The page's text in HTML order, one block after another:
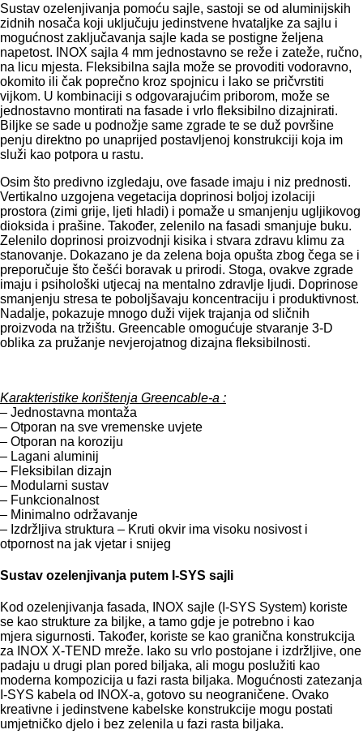
Sustav ozelenjivanja pomoću sajle, sastoji se od aluminijskih
zidnih nosača koji uključuju jedinstvene hvataljke za sajlu i
mogućnost zaključavanja sajle kada se postigne željena
napetost. INOX sajla 4 mm jednostavno se reže i zateže, ručno,
na licu mjesta. Fleksibilna sajla može se provoditi vodoravno,
okomito ili čak poprečno kroz spojnicu i lako se pričvrstiti
vijkom. U kombinaciji s odgovarajućim priborom, može se
jednostavno montirati na fasade i vrlo fleksibilno dizajnirati.
Biljke se sade u podnožje same zgrade te se duž površine
penju direktno po unaprijed postavljenoj konstrukciji koja im
služi kao potpora u rastu.
Osim što predivno izgledaju, ove fasade imaju i niz prednosti.
Vertikalno uzgojena vegetacija doprinosi boljoj izolaciji
prostora (zimi grije, ljeti hladi) i pomaže u smanjenju ugljikovog
dioksida i prašine. Također, zelenilo na fasadi smanjuje buku.
Zelenilo doprinosi proizvodnji kisika i stvara zdravu klimu za
stanovanje. Dokazano je da zelena boja opušta zbog čega se i
preporučuje što češći boravak u prirodi. Stoga, ovakve zgrade
imaju i psihološki utjecaj na mentalno zdravlje ljudi. Doprinose
smanjenju stresa te poboljšavaju koncentraciju i produktivnost.
Nadalje, pokazuje mnogo duži vijek trajanja od sličnih
proizvoda na tržištu. Greencable omogućuje stvaranje 3-D
oblika za pružanje nevjerojatnog dizajna fleksibilnosti.
Karakteristike korištenja Greencable-a :
– Jednostavna montaža
– Otporan na sve vremenske uvjete
– Otporan na koroziju
– Lagani aluminij
– Fleksibilan dizajn
– Modularni sustav
– Funkcionalnost
– Minimalno održavanje
– Izdržljiva struktura – Kruti okvir ima visoku nosivost i
otpornost na jak vjetar i snijeg
Sustav ozelenjivanja putem I-SYS sajli
Kod ozelenjivanja fasada, INOX sajle (I-SYS System) koriste
se kao strukture za biljke, a tamo gdje je potrebno i kao
mjera sigurnosti. Također, koriste se kao granična konstrukcija
za INOX X-TEND mreže. Iako su vrlo postojane i izdržljive, one
padaju u drugi plan pored biljaka, ali mogu poslužiti kao
moderna kompozicija u fazi rasta biljaka. Mogućnosti zatezanja
I-SYS kabela od INOX-a, gotovo su neograničene. Ovako
kreativne i jedinstvene kabelske konstrukcije mogu postati
umjetničko djelo i bez zelenila u fazi rasta biljaka.